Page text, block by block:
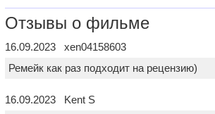
Отзывы о фильме
16.09.2023 xen04158603
Ремейк как раз подходит на рецензию)
16.09.2023 Kent S